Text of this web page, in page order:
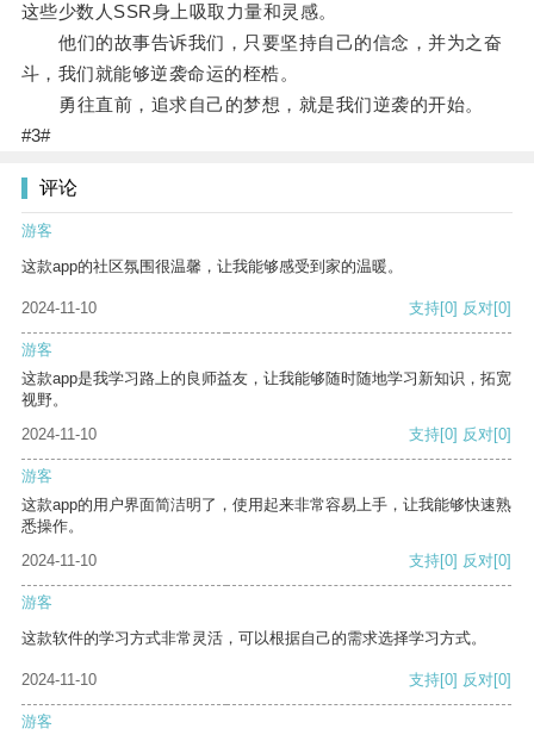
这些少数人SSR身上吸取力量和灵感。
他们的故事告诉我们，只要坚持自己的信念，并为之奋
斗，我们就能够逆袭命运的桎梏。
勇往直前，追求自己的梦想，就是我们逆袭的开始。
#3#
评论
游客
这款app的社区氛围很温馨，让我能够感受到家的温暖。
2024-11-10 支持[0] 反对[0]
游客
这款app是我学习路上的良师益友，让我能够随时随地学习新知识，拓宽
视野。
2024-11-10
支持[0] 反对[0]
游客
这款app的用户界面简洁明了，使用起来非常容易上手，让我能够快速熟
悉操作。
2024-11-10
支持[0] 反对[0]
游客
这款软件的学习方式非常灵活，可以根据自己的需求选择学习方式。
2024-11-10 支持[0] 反对[0]
游客